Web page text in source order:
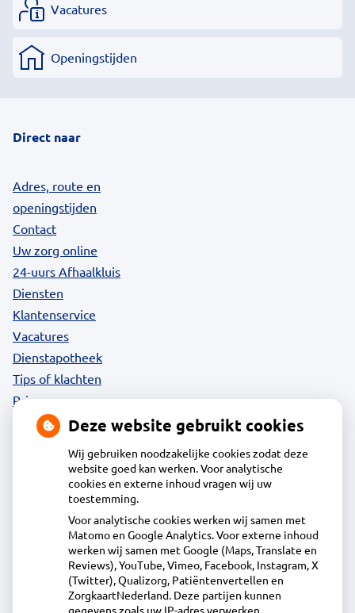
Vacatures
Openingstijden
Direct naar
Adres, route en
openingstijden
Contact
Uw zorg online
24-uurs Afhaalkluis
Diensten
Klantenservice
Vacatures
Dienstapotheek
Tips of klachten
Privacy
Apotheek Daalmeer
J.Naberstraat 43, 1827LB Alkmaar
072-5613434
info@apotheekdaalmeer.nl
Inschrijven
Deze website gebruikt cookies
Wij gebruiken noodzakelijke cookies zodat deze
website goed kan werken. Voor analytische
cookies en externe inhoud vragen wij uw
toestemming.
Voor analytische cookies werken wij samen met
Matomo en Google Analytics. Voor externe inhoud
werken wij samen met Google (Maps, Translate en
Reviews), YouTube, Vimeo, Facebook, Instagram, X
(Twitter), Qualizorg, Patiëntenvertellen en
ZorgkaartNederland. Deze partijen kunnen
gegevens zoals uw IP-adres verwerken.